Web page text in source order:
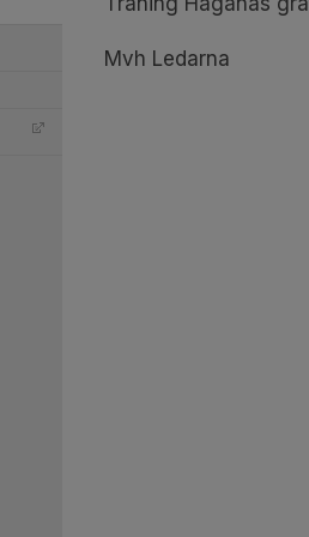
Mvh Ledarna